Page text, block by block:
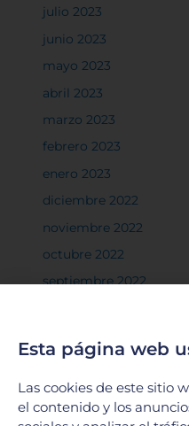
julio 2023
junio 2023
mayo 2023
abril 2023
marzo 2023
febrero 2023
enero 2023
diciembre 2022
noviembre 2022
octubre 2022
septiembre 2022
junio 2022
mayo 2022
abril 2022
Esta página web
Las cookies de este sitio
el contenido y los